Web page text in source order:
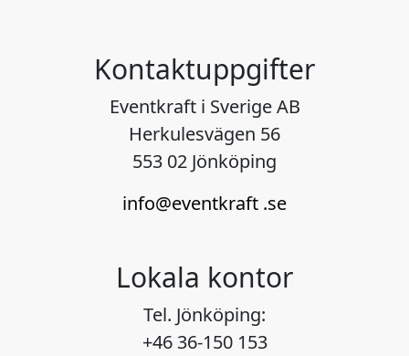
Kontaktuppgifter
Eventkraft i Sverige AB
Herkulesvägen 56
553 02 Jönköping
info@eventkraft .se
Lokala kontor
Tel. Jönköping:
+46 36-150 153